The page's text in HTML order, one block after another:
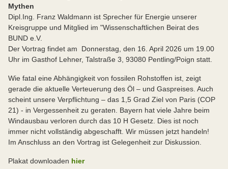
Mythen
Dipl.Ing. Franz Waldmann ist Sprecher für Energie unserer
Kreisgruppe und Mitglied im "Wissenschaftlichen Beirat des
BUND e.V.
Der Vortrag findet am Donnerstag, den 16. April 2026 um 19.00
Uhr im Gasthof Lehner, Talstraße 3, 93080 Pentling/Poign statt.
Wie fatal eine Abhängigkeit von fossilen Rohstoffen ist, zeigt
gerade die aktuelle Verteuerung des Öl – und Gaspreises. Auch
scheint unsere Verpflichtung – das 1,5 Grad Ziel von Paris (COP
21) - in Vergessenheit zu geraten. Bayern hat viele Jahre beim
Windausbau verloren durch das 10 H Gesetz. Dies ist noch
immer nicht vollständig abgeschafft. Wir müssen jetzt handeln!
Im Anschluss an den Vortrag ist Gelegenheit zur Diskussion.
Plakat downloaden hier